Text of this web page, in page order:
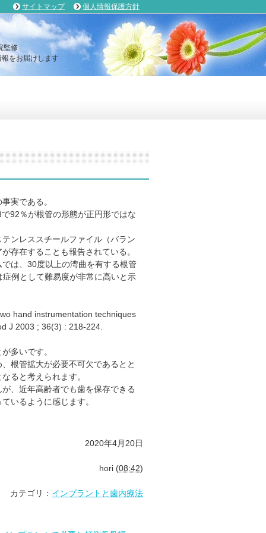
監修
をお届けします
実である。
92％が根管の形態が正円形ではな
ンレススチールファイル（バラン
存在することも報告されている。
は、30度以上の湾曲を有する根管
例として難易度が非常に高いと示
hand instrumentation techniques
J 2003 ; 36(3) : 218-224.
多いです。
根管拡大が必要不可欠であるとと
ると考えられます。
、近年高齢者でも歯を保存できる
いるように感じます。
2020年4月20日
hori (08:42)
カテゴリ： インプラントと歯内療法
サイトマップ 個人情報保護方針